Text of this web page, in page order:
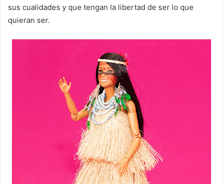
sus cualidades y que tengan la libertad de ser lo que
quieran ser.